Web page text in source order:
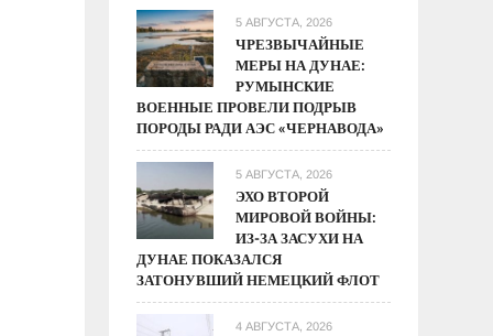
5 АВГУСТА, 2026
ЧРЕЗВЫЧАЙНЫЕ
МЕРЫ НА ДУНАЕ:
РУМЫНСКИЕ
ВОЕННЫЕ ПРОВЕЛИ ПОДРЫВ
ПОРОДЫ РАДИ АЭС «ЧЕРНАВОДА»
5 АВГУСТА, 2026
ЭХО ВТОРОЙ
МИРОВОЙ ВОЙНЫ:
ИЗ-ЗА ЗАСУХИ НА
ДУНАЕ ПОКАЗАЛСЯ
ЗАТОНУВШИЙ НЕМЕЦКИЙ ФЛОТ
4 АВГУСТА, 2026